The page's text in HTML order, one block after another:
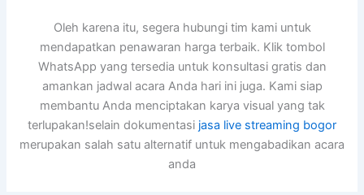
Oleh karena itu, segera hubungi tim kami untuk
mendapatkan penawaran harga terbaik. Klik tombol
WhatsApp yang tersedia untuk konsultasi gratis dan
amankan jadwal acara Anda hari ini juga. Kami siap
membantu Anda menciptakan karya visual yang tak
terlupakan!selain dokumentasi jasa live streaming bogor
merupakan salah satu alternatif untuk mengabadikan acara
anda